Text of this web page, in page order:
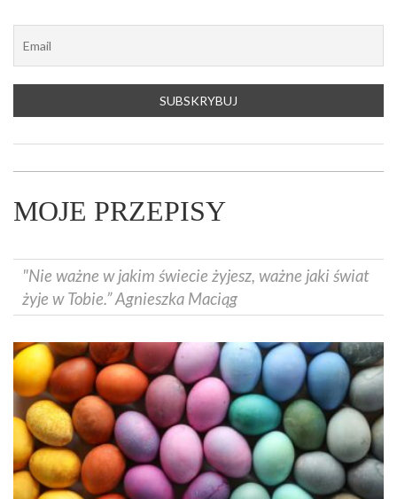
MOJE PRZEPISY
"Nie ważne w jakim świecie żyjesz, ważne jaki świat
żyje w Tobie.” Agnieszka Maciąg